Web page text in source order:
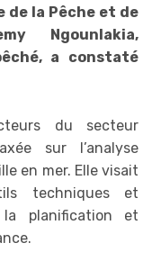
la Pêche et de
Ngounlakia,
a constaté
du secteur
sur l’analyse
en mer. Elle visait
techniques et
planification et